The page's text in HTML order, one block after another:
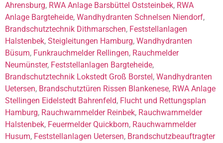
Ahrensburg, RWA Anlage Barsbüttel Oststeinbek, RWA
Anlage Bargteheide, Wandhydranten Schnelsen Niendorf,
Brandschutztechnik Dithmarschen, Feststellanlagen
Halstenbek, Steigleitungen Hamburg, Wandhydranten
Büsum, Funkrauchmelder Rellingen, Rauchmelder
Neumünster, Feststellanlagen Bargteheide,
Brandschutztechnik Lokstedt Groß Borstel, Wandhydranten
Uetersen, Brandschutztüren Rissen Blankenese, RWA Anlage
Stellingen Eidelstedt Bahrenfeld, Flucht und Rettungsplan
Hamburg, Rauchwarnmelder Reinbek, Rauchwarnmelder
Halstenbek, Feuermelder Quickborn, Rauchwarnmelder
Husum, Feststellanlagen Uetersen, Brandschutzbeauftragter